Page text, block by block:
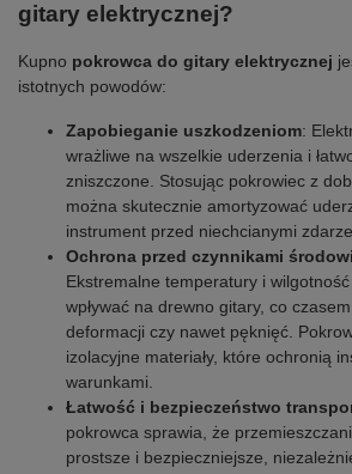
gitary elektrycznej?
Kupno pokrowca do gitary elektrycznej
istotnych powodów:
Zapobieganie uszkodzeniom:
wrażliwe na wszelkie uderzenia i
zniszczone. Stosując pokrowiec z
można skutecznie amortyzować
instrument przed niechcianymi
Ochrona przed czynnikami
Ekstremalne temperatury i
wpływać na drewno gitary, co
deformacji czy nawet pęknięć.
izolacyjne materiały, które ochronią
warunkami.
Łatwość i bezpieczeństwo
pokrowca sprawia, że
prostsze i bezpieczniejsze,